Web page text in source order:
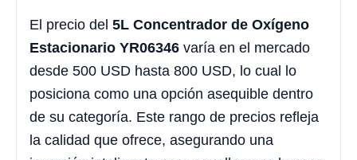
El precio del 5L Concentrador de Oxígeno
Estacionario YR06346 varía en el mercado
desde 500 USD hasta 800 USD, lo cual lo
posiciona como una opción asequible dentro
de su categoría. Este rango de precios refleja
la calidad que ofrece, asegurando una